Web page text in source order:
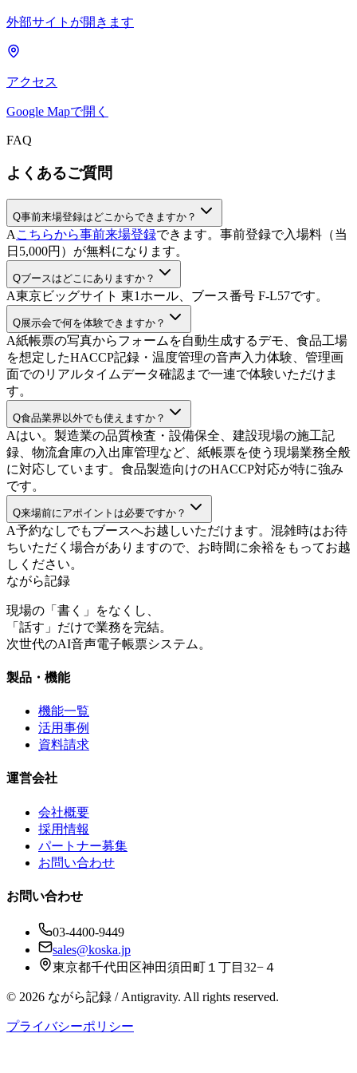
外部サイトが開きます
アクセス
Google Mapで開く
FAQ
よくあるご質問
Q事前来場登録はどこからできますか？
A こちらから事前来場登録できます。事前登録で入場料（当
日5,000円）が無料になります。
Qブースはどこにありますか？
A東京ビッグサイト 東1ホール、ブース番号 F-L57です。
Q展示会で何を体験できますか？
A紙帳票の写真からフォームを自動生成するデモ、食品工場
を想定したHACCP記録・温度管理の音声入力体験、管理画
面でのリアルタイムデータ確認まで一連で体験いただけま
す。
Q食品業界以外でも使えますか？
Aはい。製造業の品質検査・設備保全、建設現場の施工記
録、物流倉庫の入出庫管理など、紙帳票を使う現場業務全般
に対応しています。食品製造向けのHACCP対応が特に強み
です。
Q来場前にアポイントは必要ですか？
A予約なしでもブースへお越しいただけます。混雑時はお待
ちいただく場合がありますので、お時間に余裕をもってお越
しください。
ながら記録
現場の「書く」をなくし、
「話す」だけで業務を完結。
次世代のAI音声電子帳票システム。
製品・機能
機能一覧
活用事例
資料請求
運営会社
会社概要
採用情報
パートナー募集
お問い合わせ
お問い合わせ
03-4400-9449
sales@koska.jp
東京都千代田区神田須田町１丁目32−４
© 2026 ながら記録 / Antigravity. All rights reserved.
プライバシーポリシー